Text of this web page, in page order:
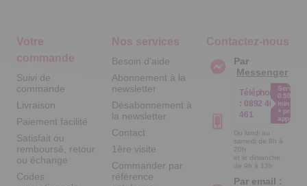
commande
Suivi de
commande
Livraison
Paiement facilité
Satisfait ou
remboursé, retour
ou échange
Codes
promotionnels
Besoin d'aide
Abonnement à la
newsletter
Désabonnement à
la newsletter
Contact
1ère visite
Commander par
référence
catalogue
Par
Messenger
Téléphone
: 0892 461
461
Service
0.50€ /
min
+ prix
appel
Du lundi au
20h
et le dimanche
de 9h à 13h
Par email :
Contactez-